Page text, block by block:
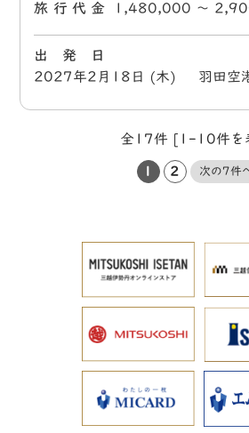
旅行代金
1,480,000 〜
出 発 日
2027年2月18日 (木) 羽田空
全17件 [1-10件を
2 次の7件